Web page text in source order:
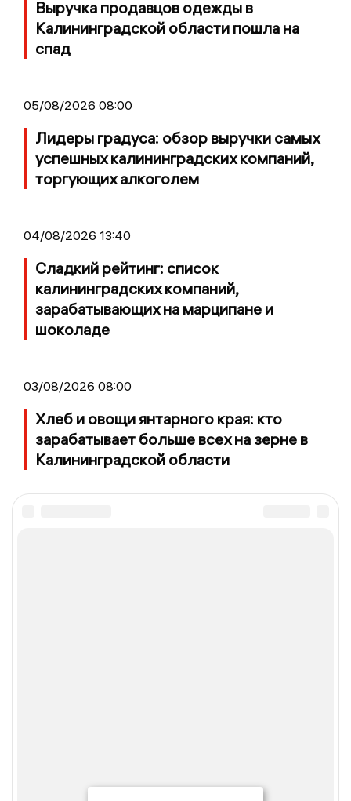
Выручка продавцов одежды в
Калининградской области пошла на
спад
05/08/2026 08:00
Лидеры градуса: обзор выручки самых
успешных калининградских компаний,
торгующих алкоголем
04/08/2026 13:40
Сладкий рейтинг: список
калининградских компаний,
зарабатывающих на марципане и
шоколаде
03/08/2026 08:00
Хлеб и овощи янтарного края: кто
зарабатывает больше всех на зерне в
Калининградской области